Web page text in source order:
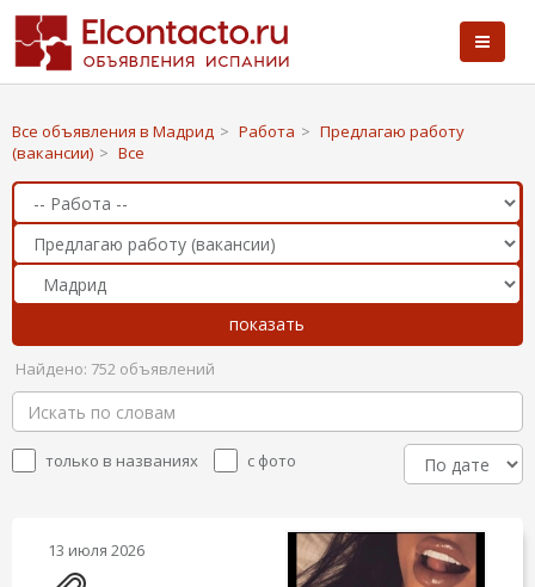
Все объявления в Мадрид > Работа > Предлагаю работу
(вакансии) > Все
Найдено: 752 объявлений
только в названиях с фото
13 июля 2026